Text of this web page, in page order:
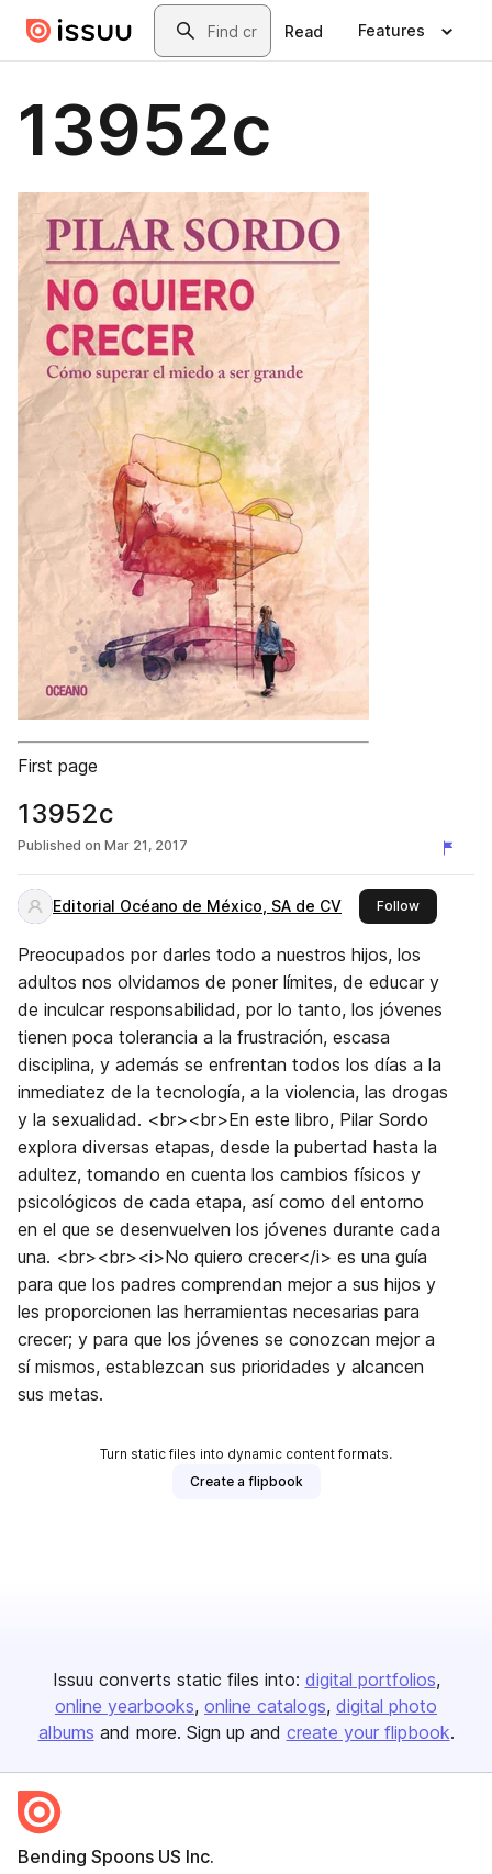
Skip to main contentSearch
Read Features
13952c
First page
13952c
Published on Mar 21, 2017
Editorial Océano de México, SA de CV Followthis
Preocupados por darles todo a nuestros hijos, los
adultos nos olvidamos de poner límites, de educar y
de inculcar responsabilidad, por lo tanto, los jóvenes
tienen poca tolerancia a la frustración, escasa
disciplina, y además se enfrentan todos los días a la
inmediatez de la tecnología, a la violencia, las drogas
y la sexualidad. <br><br>En este libro, Pilar Sordo
explora diversas etapas, desde la pubertad hasta la
adultez, tomando en cuenta los cambios físicos y
psicológicos de cada etapa, así como del entorno
en el que se desenvuelven los jóvenes durante cada
una. <br><br><i>No quiero crecer</i> es una guía
para que los padres comprendan mejor a sus hijos y
les proporcionen las herramientas necesarias para
crecer; y para que los jóvenes se conozcan mejor a
sí mismos, establezcan sus prioridades y alcancen
sus metas.
Turn static files into dynamic content formats.
Create a flipbook
Issuu converts static files into: digital portfolios
online yearbooks online catalogs digital photo
albums and more. Sign up and create your flipbook.
Bending Spoons US Inc.